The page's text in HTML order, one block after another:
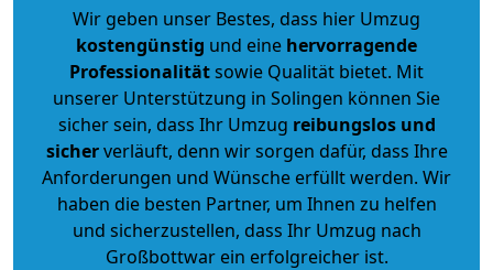
Wir geben unser Bestes, dass hier Umzug
kostengünstig und eine hervorragende
Professionalitätsowie Qualität bietet. Mit
unserer Unterstützung in Solingen können Sie
sicher sein, dass Ihr Umzug reibungslos und
sicherverläuft, denn wir sorgen dafür, dass Ihre
Anforderungen und Wünsche erfüllt werden. Wir
haben die besten Partner, um Ihnen zu helfen
und sicherzustellen, dass Ihr Umzug nach
Großbottwar ein erfolgreicher ist.